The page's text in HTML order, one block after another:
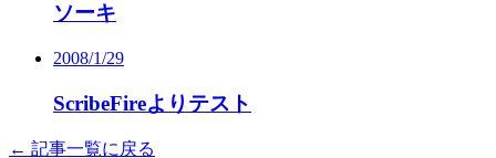
ソーキ
2008/1/29
ScribeFireよりテスト
← 記事一覧に戻る